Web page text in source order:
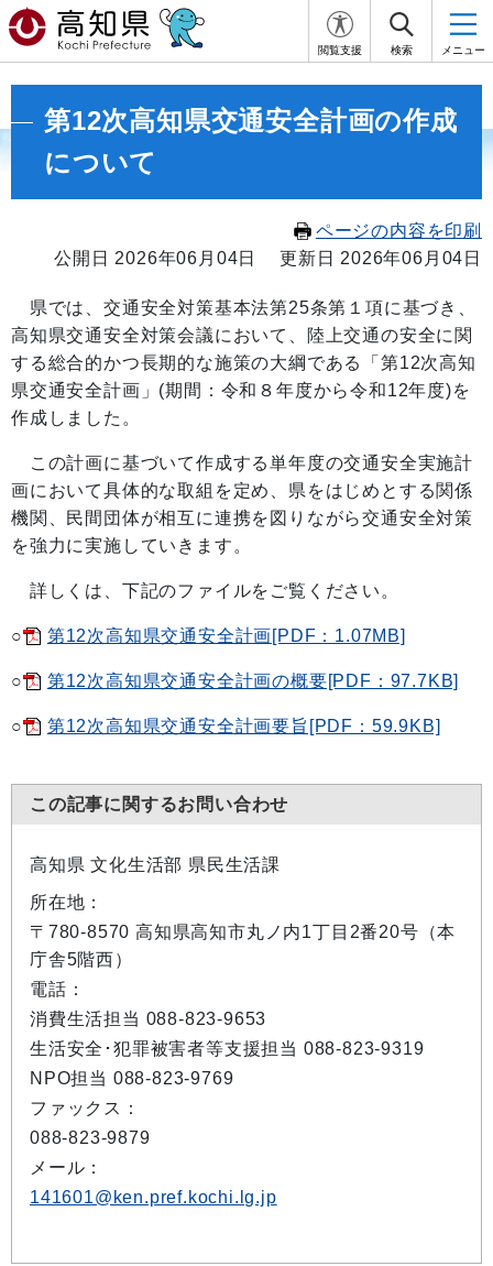
閲覧支援 検索 メニュー
第12次高知県交通安全計画の作成
について
ページの内容を印刷
公開日 2026年06月04日
更新日 2026年06月04日
県では、交通安全対策基本法第25条第１項に基づき、
高知県交通安全対策会議において、陸上交通の安全に関
する総合的かつ長期的な施策の大綱である「第12次高知
県交通安全計画」(期間：令和８年度から令和12年度)を
作成しました。
この計画に基づいて作成する単年度の交通安全実施計
画において具体的な取組を定め、県をはじめとする関係
機関、民間団体が相互に連携を図りながら交通安全対策
を強力に実施していきます。
詳しくは、下記のファイルをご覧ください。
○ 第12次高知県交通安全計画[PDF：1.07MB]
○ 第12次高知県交通安全計画の概要[PDF：97.7KB]
○ 第12次高知県交通安全計画要旨[PDF：59.9KB]
この記事に関するお問い合わせ
高知県 文化生活部 県民生活課
所在地：
〒780-8570 高知県高知市丸ノ内1丁目2番20号（本
庁舎5階西）
電話：
消費生活担当 088-823-9653
生活安全･犯罪被害者等支援担当 088-823-9319
NPO担当 088-823-9769
ファックス：
088-823-9879
メール：
141601@ken.pref.kochi.lg.jp